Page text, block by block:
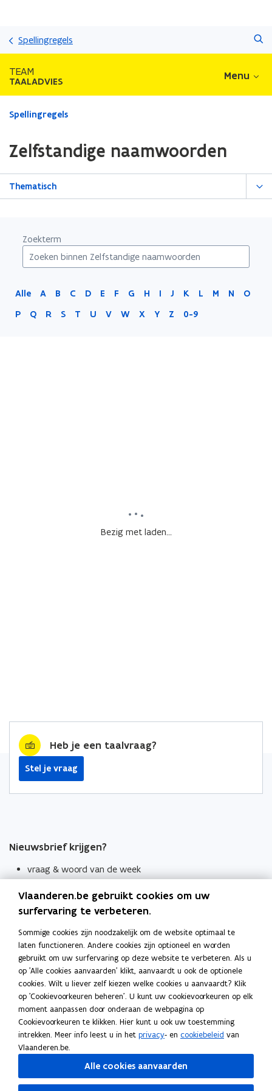
Spellingregels
TEAM
TAALADVIES Menu
Gedaan
zich
op:
Zelfstandige
Spellingregels
Zelfstandige naamwoorden
Thematisch
Zoekterm
Alle A B C D E F G H I J K L M N
O
P
Q R S T U V W X Y Z 0-9
Bezig met laden...
Heb je een taalvraag?
Stel je vraag
Nieuwsbrief krijgen?
vraag & woord van de week
Schrijf je in
Thema's
Taaladviezen
Spellingregels
Tips voor duidelijke taal
Bekijk ook
Spellingtests
Boek- en webwijzer
Vlaanderen.be gebruikt cookies om uw
surfervaring te verbeteren.
Sommige cookies zijn noodzakelijk om de website optimaal te
laten functioneren. Andere cookies zijn optioneel en worden
gebruikt om uw surfervaring op deze website te verbeteren. Als u
op 'Alle cookies aanvaarden' klikt, aanvaardt u ook de optionele
cookies. Wilt u liever zelf kiezen welke cookies u aanvaardt? Klik
op 'Cookievoorkeuren beheren'. U kunt uw cookievoorkeuren op elk
moment aanpassen door onderaan de webpagina op
Cookievoorkeuren te klikken. Hier kunt u ook uw toestemming
intrekken. Meer info leest u in het privacy- en cookiebeleid van
Vlaanderen.be.
Alle cookies aanvaarden